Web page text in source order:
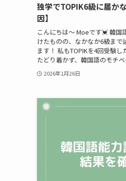
独学でTOPIK6級に届か
因】
こんにちは〜 Moeです💓 韓国
けたものの、なかなか6級ま
ます！ 私もTOPIKを4回受験
たどり着かず、韓国語のモチ
2026年1月26日